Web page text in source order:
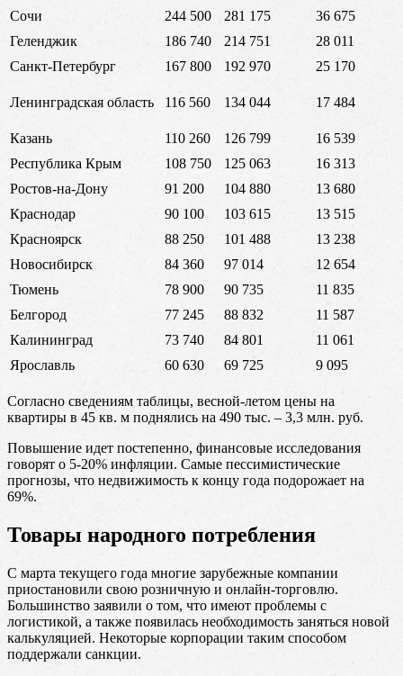
Сочи 244 500 281 175
36 675
Геленджик
186 740 214 751
28 011
Санкт-Петербург
167 800 192 970 25 170
Ленинградская область 116 560 134 044 17 484
Казань 110 260 126 799
16 539
Республика Крым
108 750 125 063
16 313
Ростов-на-Дону
91 200 104 880
13 680
Краснодар
90 100 103 615
13 515
Красноярск
88 250 101 488
13 238
Новосибирск
84 360 97 014
12 654
Тюмень
78 900 90 735
11 835
Белгород
77 245 88 832
11 587
Калининград
73 740 84 801
11 061
Ярославль
60 630 69 725 9 095
Согласно сведениям таблицы, весной-летом цены на
квартиры в 45 кв. м поднялись на 490 тыс. – 3,3 млн. руб.
Повышение идет постепенно, финансовые исследования
говорят о 5-20% инфляции. Самые пессимистические
прогнозы, что недвижимость к концу года подорожает на
69%.
Товары народного потребления
С марта текущего года многие зарубежные компании
приостановили свою розничную и онлайн-торговлю.
Большинство заявили о том, что имеют проблемы с
логистикой, а также появилась необходимость заняться новой
калькуляцией. Некоторые корпорации таким способом
поддержали санкции.